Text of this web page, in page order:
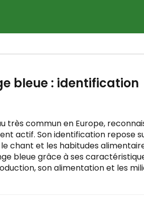
bleue : identification
très commun en Europe,
actif. Son identification repose
chant et les habitudes
bleue grâce à ses
son alimentation et les